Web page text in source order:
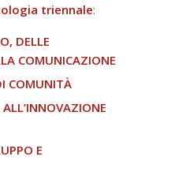
triennale:
DELLE
COMUNICAZIONE
COMUNITÀ
E